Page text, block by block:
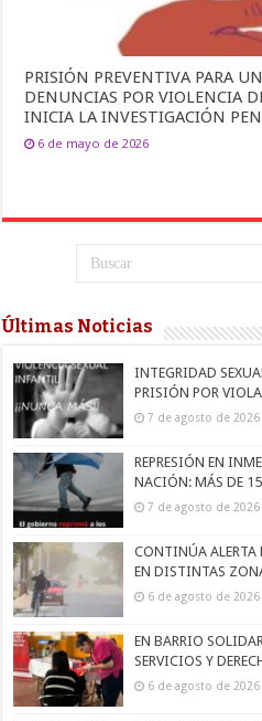
PRISIÓN PREVENTIVA PARA
DENUNCIAS POR VIOLENCIA
INICIA LA INVESTIGACIÓN
6 de mayo de 2026
Últimas Noticias
INTEGRIDAD
PRISIÓN POR
7 de agosto de 2026
REPRESIÓN EN
NACIÓN: MÁS DE
7 de agosto de 2026
CONTINÚA ALERTA
EN DISTINTAS
6 de agosto de 2026
EN BARRIO
SERVICIOS Y
6 de agosto de 2026